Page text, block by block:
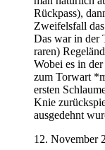
Rückpass),
Zweifelsfall
Das war in der
raren)
Wobei es in
zum Torwart
ersten
Knie
ausgedehnt
12. November